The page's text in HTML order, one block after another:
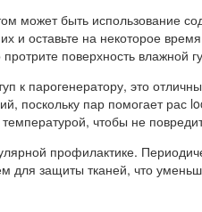
может быть использование
и оставьте на некоторое
поверхность влажной
к парогенератору, это
поскольку пар помогает рас
чтобы не
профилактике.
для защиты тканей, что